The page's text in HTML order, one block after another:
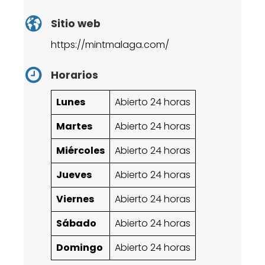
Sitio web
https://mintmalaga.com/
Horarios
Lunes
Abierto 24 horas
Martes
Abierto 24 horas
Miércoles
Abierto 24 horas
Jueves
Abierto 24 horas
Viernes
Abierto 24 horas
Sábado
Abierto 24 horas
Domingo
Abierto 24 horas